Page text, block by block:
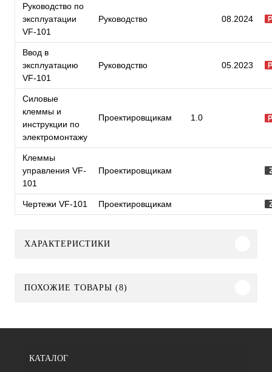
Руководство по
эксплуатации
VF-101
Руководство 08.2024
Ввод в
эксплуатацию
VF-101
Руководство 05.2023
Силовые
клеммы и
инструкции по
электромонтажу
Проектировщикам 1.0
Клеммы
управления VF-
101
Проектировщикам
Чертежи VF-101 Проектировщикам
ХАРАКТЕРИСТИКИ
ПОХОЖИЕ ТОВАРЫ (8)
КАТАЛОГ